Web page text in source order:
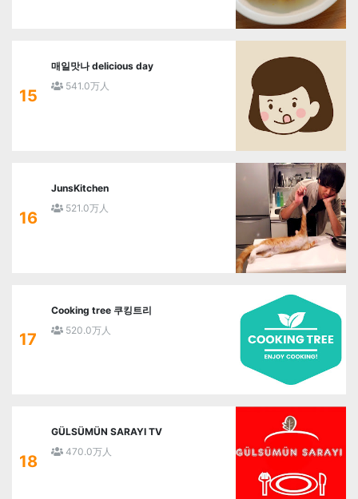
15
매일맛나 delicious day
541.0万人
16
JunsKitchen
521.0万人
17
Cooking tree 쿠킹트리
520.0万人
18
GÜLSÜMÜN SARAYI TV
470.0万人